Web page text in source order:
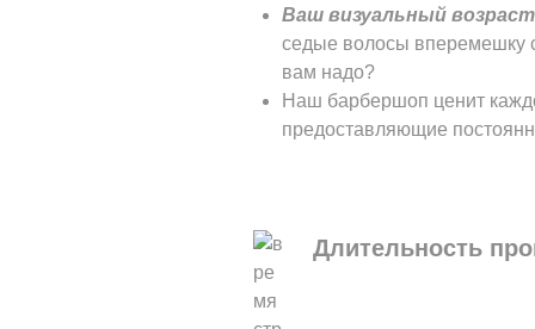
Ваш визуальный
седые волосы вперемешку
вам надо?
Наш барбершоп ценит
предоставляющие
Длительность